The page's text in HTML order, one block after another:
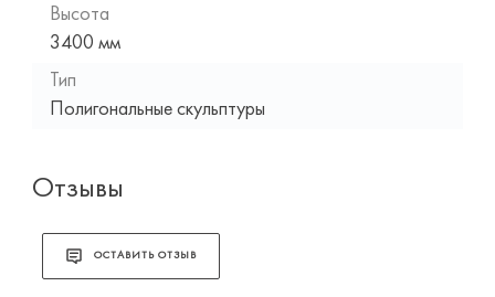
Высота
3400 мм
Тип
Полигональные скульптуры
Отзывы
ОСТАВИТЬ ОТЗЫВ